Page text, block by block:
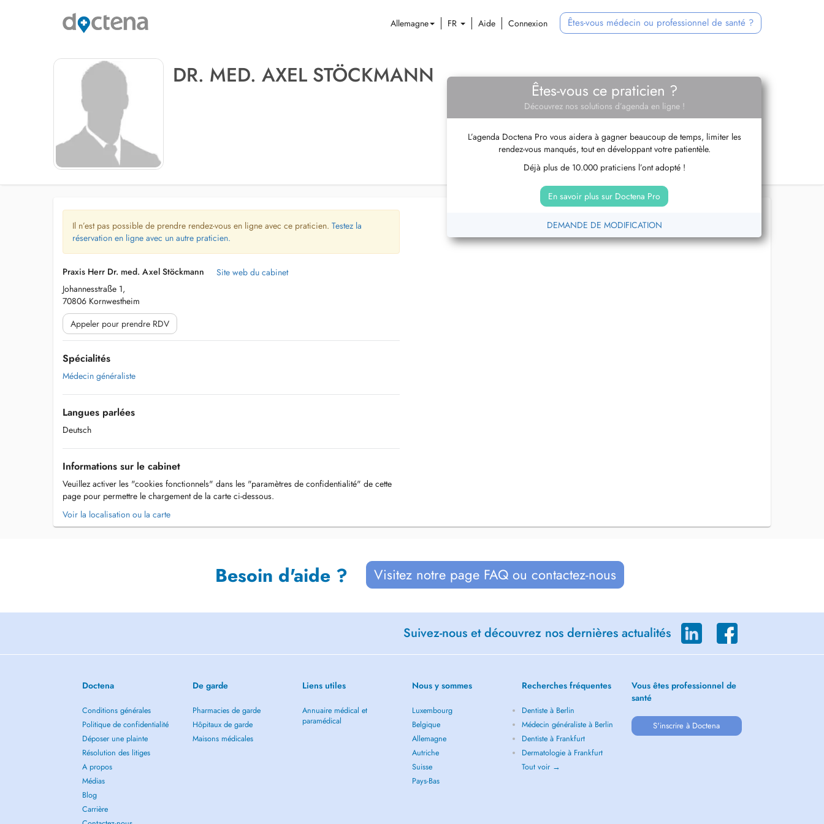
Allemagne FR Aide Connexion Êtes-vous médecin ou professionnel de santé ?
DR. MED. AXEL STÖCKMANN
Êtes-vous ce praticien ?
Découvrez nos solutions d’agenda en ligne !
L’agenda Doctena Pro vous aidera à gagner beaucoup de temps, limiter les
rendez-vous manqués, tout en développant votre patientèle.
Déjà plus de 10.000 praticiens l’ont adopté !
En savoir plus sur Doctena Pro
DEMANDE DE MODIFICATION
Il n’est pas possible de prendre rendez-vous en ligne avec ce praticien. Testez la
réservation en ligne avec un autre praticien.
Praxis Herr Dr. med. Axel Stöckmann
Johannesstraße 1,
70806 Kornwestheim
Site web du cabinet
Appeler pour prendre RDV
Spécialités
Médecin généraliste
Langues parlées
Deutsch
Informations sur le cabinet
Veuillez activer les "cookies fonctionnels" dans les "paramètres de confidentialité" de cette
page pour permettre le chargement de la carte ci-dessous.
Voir la localisation ou la carte
Besoin d'aide ? Visitez notre page FAQ ou contactez-nous
Suivez-nous et découvrez nos dernières actualités
Doctena
Conditions générales
Politique de confidentialité
Déposer une plainte
Résolution des litiges
A propos
Médias
Blog
Carrière
De garde
Pharmacies de garde
Hôpitaux de garde
Maisons médicales
Liens utiles
Annuaire médical et
paramédical
Nous y sommes
Luxembourg
Belgique
Allemagne
Autriche
Suisse
Pays-Bas
Recherches fréquentes
Dentiste à Berlin
Médecin généraliste à Berlin
Dentiste à Frankfurt
Dermatologie à Frankfurt
Tout voir →
Vous êtes professionnel de
santé
S'inscrire à Doctena